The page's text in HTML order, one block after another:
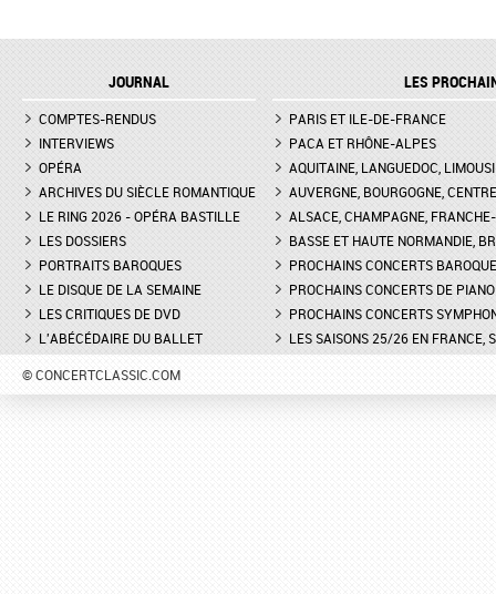
JOURNAL
COMPTES-RENDUS
INTERVIEWS
OPÉRA
ARCHIVES DU SIÈCLE ROMANTIQUE
LE RING 2026 - OPÉRA BASTILLE
LES DOSSIERS
PORTRAITS BAROQUES
LE DISQUE DE LA SEMAINE
LES CRITIQUES DE DVD
L'ABÉCÉDAIRE DU BALLET
LES
PARIS ET ILE-DE-FRANCE
PACA ET RHÔNE-ALPES
AQUITAINE, LANGUEDOC,
AUVERGNE, BOURGOGNE, CENTRE
ALSACE, CHAMPAGNE,
BASSE ET HAUTE NORMANDIE,
PROCHAINS CONCERTS
PROCHAINS CONCERTS DE PIANO
PROCHAINS CONCERTS
LES SAISONS 25/26 EN FRANCE,
© CONCERTCLASSIC.COM